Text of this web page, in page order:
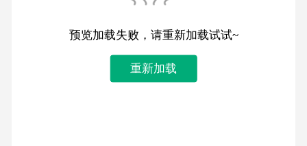
预览加载失败，请重新加载试试~
重新加载